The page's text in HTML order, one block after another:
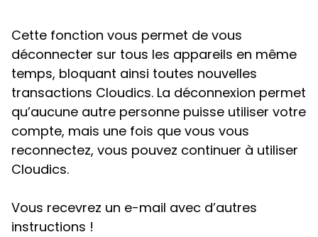
Cette fonction vous permet de vous
déconnecter sur tous les appareils en même
temps, bloquant ainsi toutes nouvelles
transactions Cloudics. La déconnexion permet
qu’aucune autre personne puisse utiliser votre
compte, mais une fois que vous vous
reconnectez, vous pouvez continuer à utiliser
Cloudics.
Vous recevrez un e-mail avec d’autres
instructions !